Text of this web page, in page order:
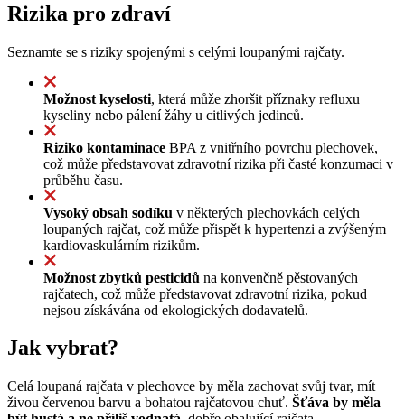
Rizika pro zdraví
Seznamte se s riziky spojenými s celými loupanými rajčaty.
Možnost kyselosti, která může zhoršit příznaky refluxu
kyseliny nebo pálení žáhy u citlivých jedinců.
Riziko kontaminace BPA z vnitřního povrchu plechovek,
což může představovat zdravotní rizika při časté konzumaci v
průběhu času.
Vysoký obsah sodíku v některých plechovkách celých
loupaných rajčat, což může přispět k hypertenzi a zvýšeným
kardiovaskulárním rizikům.
Možnost zbytků pesticidů na konvenčně pěstovaných
rajčatech, což může představovat zdravotní rizika, pokud
nejsou získávána od ekologických dodavatelů.
Jak vybrat?
Celá loupaná rajčata v plechovce by měla zachovat svůj tvar, mít
živou červenou barvu a bohatou rajčatovou chuť. Šťáva by měla